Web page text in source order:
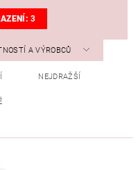
3
A VÝROBCŮ
NEJDRAŽŠÍ